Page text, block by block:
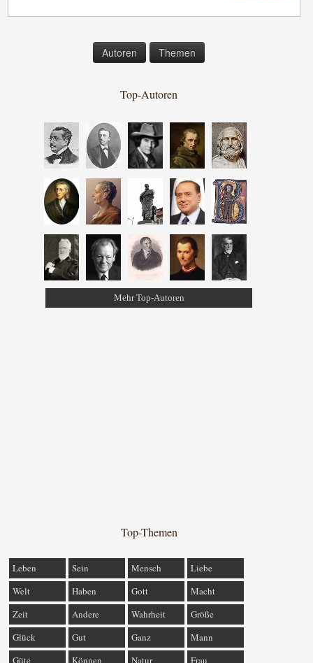
Autoren Themen
Top-Autoren
Mehr Top-Autoren
Top-Themen
Leben Sein Mensch
Liebe
Welt
Haben Gott
Macht
Zeit
Andere Wahrheit
Größe
Glück
Gut Ganz
Mann
Güte
Können Natur Frau